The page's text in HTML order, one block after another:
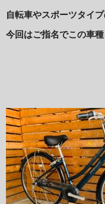
自転車やスポーツタイ
今回はご指名でこの車